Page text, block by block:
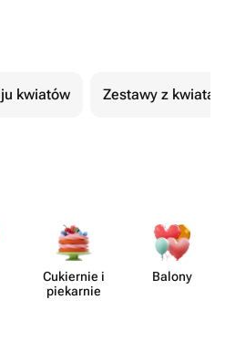
kwiatów Zestawy z
Cukiernie i
piekarnie
Balony